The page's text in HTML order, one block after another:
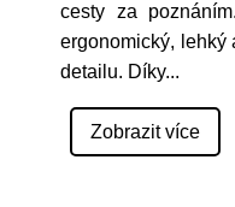
cesty za
ergonomický, lehký
detailu. Díky...
Zobrazit více